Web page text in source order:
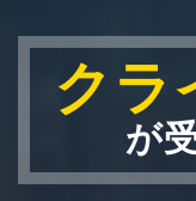
クラ
が